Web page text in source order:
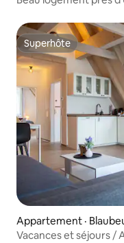
Superhôte
Superhôte
Appartement ·
Vacances et séjours /